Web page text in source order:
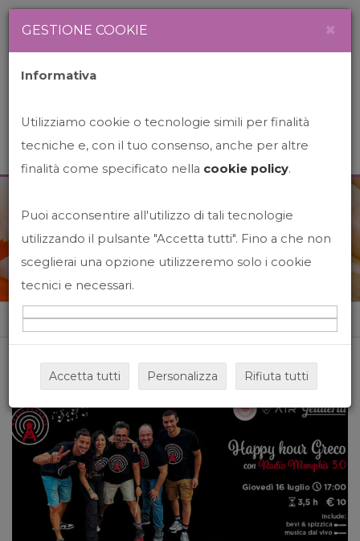
News&Events
Home News&events
GESTIONE COOKIE ×
Informativa
Utilizziamo cookie o tecnologie simili per finalità
tecniche e, con il tuo consenso, anche per altre
finalità come specificato nella cookie policy.
Puoi acconsentire all'utilizzo di tali tecnologie
utilizzando il pulsante "Accetta tutti". Fino a che non
sceglierai una opzione utilizzeremo solo i cookie
tecnici e necessari.
Accetta tutti Personalizza Rifiuta tutti